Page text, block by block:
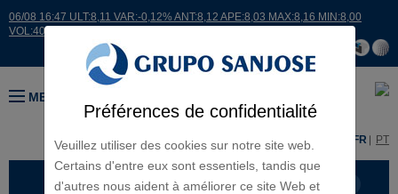
Préférences de confidentialité
Veuillez utiliser des cookies sur notre site web.
Certains d'entre eux sont essentiels, tandis que
d'autres nous aident à améliorer ce site Web et
06/08 16:47 ULT:8,11 VAR:-0,12% ANT:8,12 APE:8,03 MAX:8,16 MIN:8,00
VOL:40265
MENU
ES FR PT
LIGNES D'ACTIVITÉ CONTINENTS